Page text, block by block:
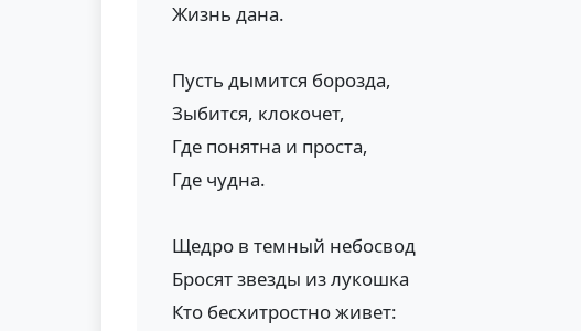
Жизнь дана.
Пусть дымится борозда,
Зыбится, клокочет,
Где понятна и проста,
Где чудна.
Щедро в темный небосвод
Бросят звезды из лукошка
Кто бесхитростно живет: